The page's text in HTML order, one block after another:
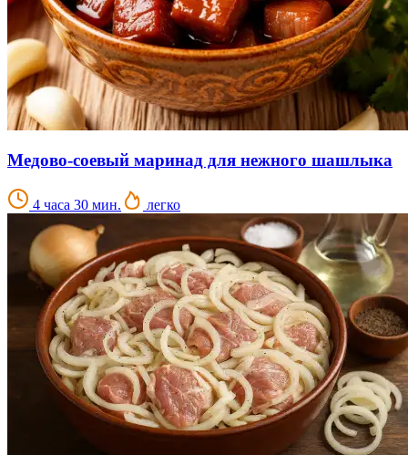
Медово-соевый маринад для нежного шашлыка
4 часа 30 мин. легко